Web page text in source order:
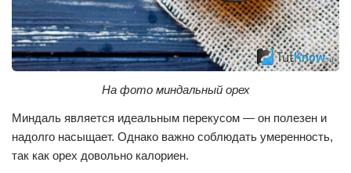
На фото миндальный орех
Миндаль является идеальным перекусом — он полезен и
надолго насыщает. Однако важно соблюдать умеренность,
так как орех довольно калориен.